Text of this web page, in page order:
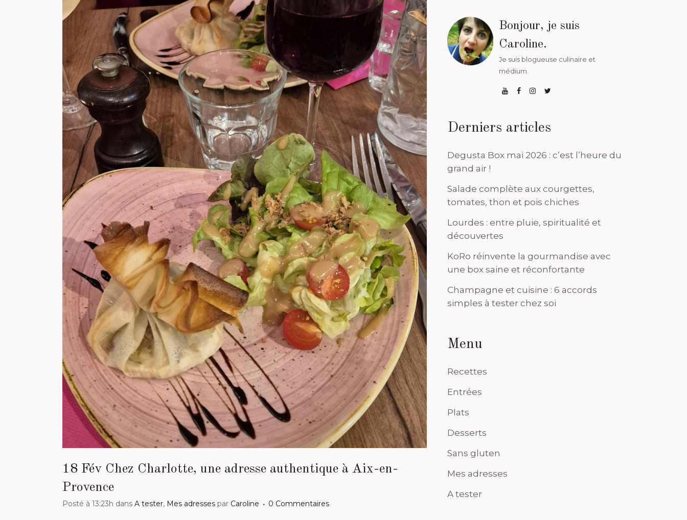
18 Fév Chez Charlotte, une adresse authentique à Aix-en-
Provence
Posté à 13:23h dans A tester, Mes adresses par Caroline 0 Commentaires
Bonjour, je suis
Caroline.
Je suis blogueuse culinaire et
médium.
Derniers articles
Degusta Box mai 2026 : c’est l’heure du
grand air !
Salade complète aux courgettes,
tomates, thon et pois chiches
Lourdes : entre pluie, spiritualité et
découvertes
KoRo réinvente la gourmandise avec
une box saine et réconfortante
Champagne et cuisine : 6 accords
simples à tester chez soi
Menu
Recettes
Entrées
Plats
Desserts
Sans gluten
Mes adresses
A tester